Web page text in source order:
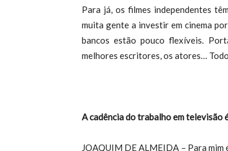
Para já, os filmes independentes
muita gente a investir em cinema
bancos estão pouco flexíveis.
melhores escritores, os atores…
A cadência do trabalho em televisão
JOAQUIM DE ALMEIDA – Para